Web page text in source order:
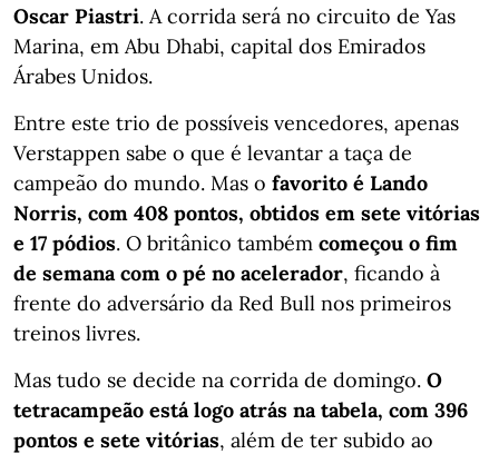
Oscar Piastri. A corrida será no circuito de Yas
Marina, em Abu Dhabi, capital dos Emirados
Árabes Unidos.
Entre este trio de possíveis vencedores, apenas
Verstappen sabe o que é levantar a taça de
campeão do mundo. Mas o favorito é Lando
Norris, com 408 pontos, obtidos em sete vitórias
e 17 pódios. O britânico também começou o fim
de semana com o pé no acelerador, ficando à
frente do adversário da Red Bull nos primeiros
treinos livres.
Mas tudo se decide na corrida de domingo. O
tetracampeão está logo atrás na tabela, com 396
pontos e sete vitórias, além de ter subido ao